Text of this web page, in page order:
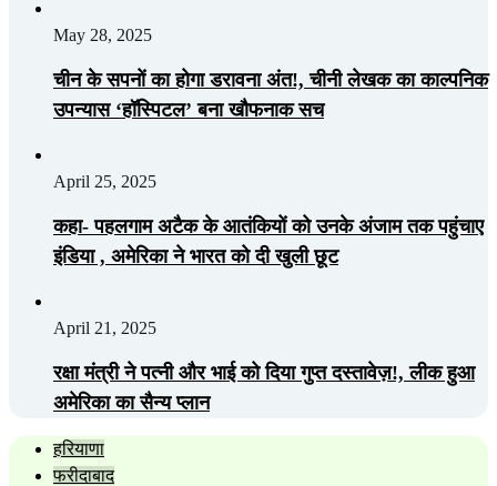
May 28, 2025
चीन के सपनों का होगा डरावना अंत!, चीनी लेखक का काल्पनिक
उपन्यास ‘हॉस्पिटल’ बना खौफनाक सच
April 25, 2025
कहा- पहलगाम अटैक के आतंकियों को उनके अंजाम तक पहुंचाए
इंडिया , अमेरिका ने भारत को दी खुली छूट
April 21, 2025
रक्षा मंत्री ने पत्नी और भाई को दिया गुप्त दस्तावेज़!, लीक हुआ
अमेरिका का सैन्य प्लान
हरियाणा
फरीदाबाद